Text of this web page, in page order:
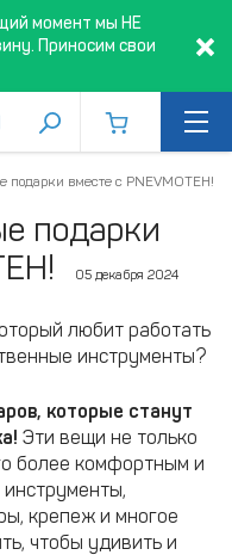
момент мы НЕ
Приносим свои
вместе с PNEVMOTEH!
подарки
05 декабря 2024
любит работать
инструменты?
которые станут
Эти вещи не только
более комфортным и
крепеж и многое
чтобы удивить и